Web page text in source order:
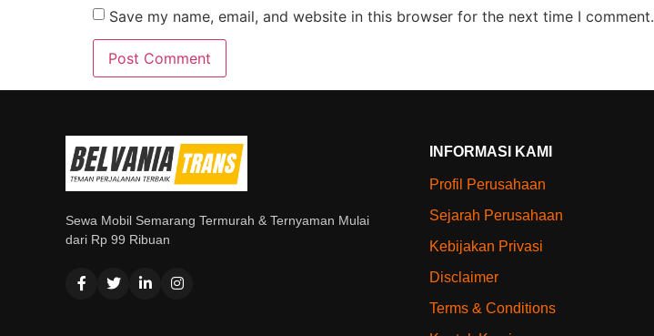
Save my name, email, and website in this browser for the next time I comment.
Sewa Mobil Semarang Termurah & Ternyaman Mulai
dari Rp 99 Ribuan
INFORMASI KAMI
Profil Perusahaan
Sejarah Perusahaan
Kebijakan Privasi
Disclaimer
Terms & Conditions